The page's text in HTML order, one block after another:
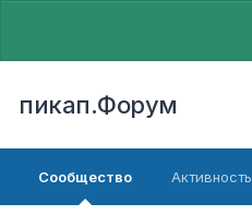
пикап.Форум
Сообщество Активность